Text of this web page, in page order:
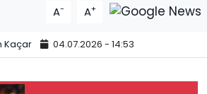
A- A+
Kaçar 04.07.2026 - 14:53